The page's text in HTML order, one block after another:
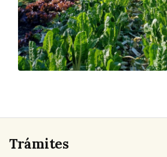
Trámites